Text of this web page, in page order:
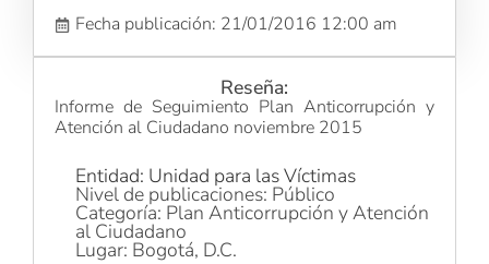
Fecha publicación: 21/01/2016 12:00 am
Reseña:
Informe de Seguimiento Plan Anticorrupción y
Atención al Ciudadano noviembre 2015
Entidad: Unidad para las Víctimas
Nivel de publicaciones: Público
Categoría: Plan Anticorrupción y Atención
al Ciudadano
Lugar: Bogotá, D.C.